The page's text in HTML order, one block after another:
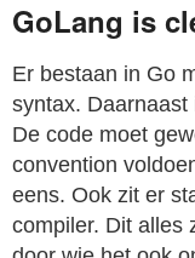
GoLang is
Er bestaan in Go
syntax.
De code moet
convention
eens. Ook zit er
compiler. Dit alles